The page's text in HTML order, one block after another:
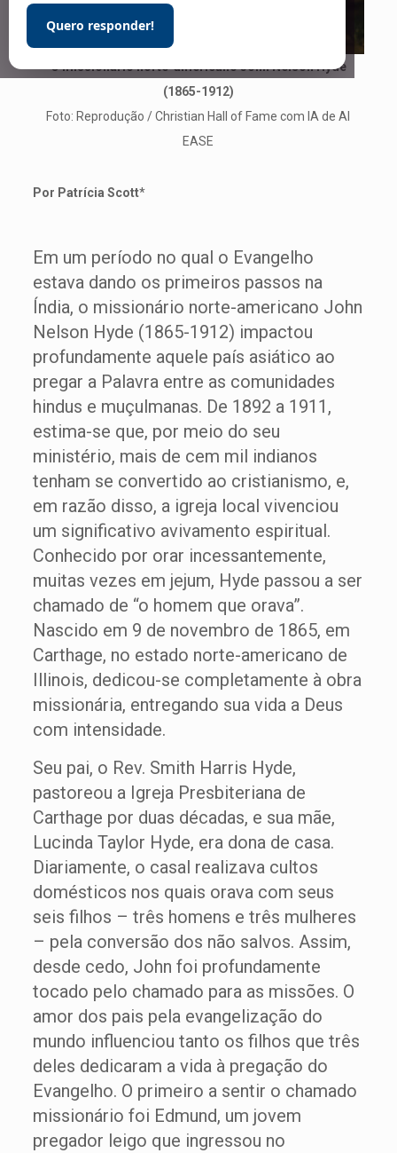
Quero responder!
O missionário norte-americano John Nelson Hyde
(1865-1912)
Foto: Reprodução / Christian Hall of Fame com IA de AI
EASE
Por Patrícia Scott*
Em um período no qual o Evangelho
estava dando os primeiros passos na
Índia, o missionário norte-americano John
Nelson Hyde (1865-1912) impactou
profundamente aquele país asiático ao
pregar a Palavra entre as comunidades
hindus e muçulmanas. De 1892 a 1911,
estima-se que, por meio do seu
ministério, mais de cem mil indianos
tenham se convertido ao cristianismo, e,
em razão disso, a igreja local vivenciou
um significativo avivamento espiritual.
Conhecido por orar incessantemente,
muitas vezes em jejum, Hyde passou a ser
chamado de “o homem que orava”.
Nascido em 9 de novembro de 1865, em
Carthage, no estado norte-americano de
Illinois, dedicou-se completamente à obra
missionária, entregando sua vida a Deus
com intensidade.
Seu pai, o Rev. Smith Harris Hyde,
pastoreou a Igreja Presbiteriana de
Carthage por duas décadas, e sua mãe,
Lucinda Taylor Hyde, era dona de casa.
Diariamente, o casal realizava cultos
domésticos nos quais orava com seus
seis filhos – três homens e três mulheres
– pela conversão dos não salvos. Assim,
desde cedo, John foi profundamente
tocado pelo chamado para as missões. O
amor dos pais pela evangelização do
mundo influenciou tanto os filhos que três
deles dedicaram a vida à pregação do
Evangelho. O primeiro a sentir o chamado
missionário foi Edmund, um jovem
pregador leigo que ingressou no